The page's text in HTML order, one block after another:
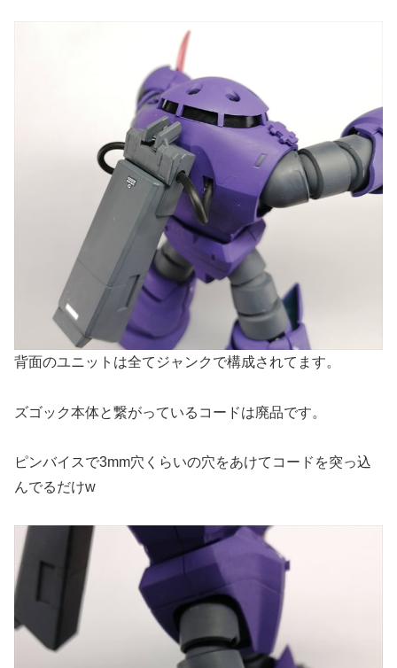
背面のユニットは全てジャンクで構成されてます。
ズゴック本体と繋がっているコードは廃品です。
ピンバイスで3mm穴くらいの穴をあけてコードを突っ込
んでるだけw